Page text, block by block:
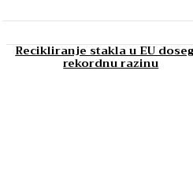
Recikliranje stakla u EU
rekordnu razinu